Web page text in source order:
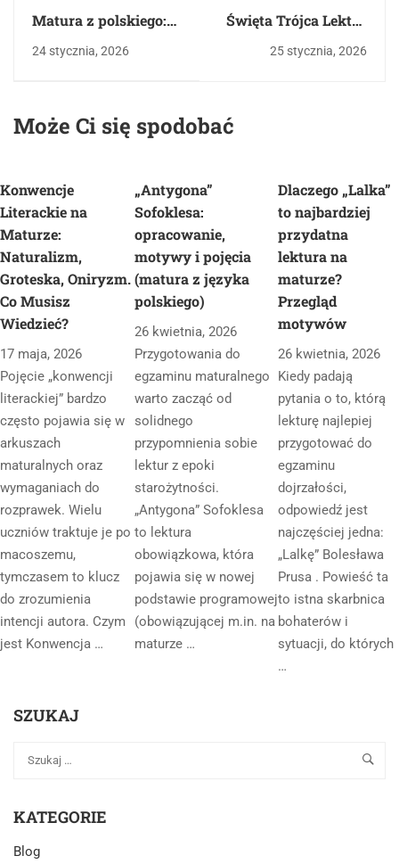
Matura z polskiego:
Młoda Polska –
wszystkiego?
24 stycznia, 2026
Święta Trójca Lektur
na maturę: Co będzie
25 stycznia, 2026
Może Ci się spodobać
Konwencje
Literackie na
Maturze:
Naturalizm,
Groteska, Oniryzm.
Co Musisz
Wiedzieć?
17 maja, 2026
Pojęcie „konwencji
literackiej” bardzo
często pojawia się w
arkuszach
maturalnych oraz
wymaganiach do
rozprawek. Wielu
uczniów traktuje je po
macoszemu,
tymczasem to klucz
do zrozumienia
intencji autora. Czym
jest Konwencja …
„Antygona”
Sofoklesa:
opracowanie,
motywy i pojęcia
(matura z języka
polskiego)
26 kwietnia, 2026
Przygotowania do
egzaminu maturalnego
warto zacząć od
solidnego
przypomnienia sobie
lektur z epoki
starożytności.
„Antygona” Sofoklesa
to lektura
obowiązkowa, która
pojawia się w nowej
podstawie programowej
(obowiązującej m.in. na
maturze …
Dlaczego „Lalka”
to najbardziej
przydatna
lektura na
maturze?
Przegląd
motywów
26 kwietnia, 2026
Kiedy padają
pytania o to, którą
lekturę najlepiej
przygotować do
egzaminu
dojrzałości,
odpowiedź jest
najczęściej jedna:
„Lalkę” Bolesława
Prusa . Powieść ta
to istna skarbnica
bohaterów i
sytuacji, do których
…
SZUKAJ
KATEGORIE
Blog